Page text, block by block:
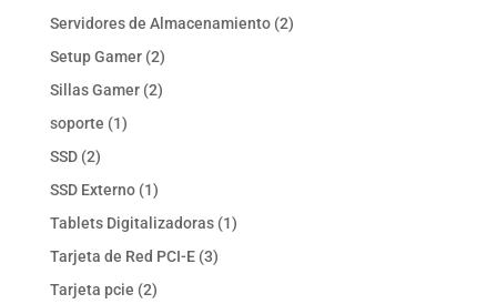
productos
Servidores de Almacenamiento 22
Setup Gamer 22
productos
Sillas Gamer 22
soporte 11
SSD 22
productos
SSD Externo 11
producto
Tablets Digitalizadoras 11
Tarjeta de Red PCI-E 33
Tarjeta pcie 22